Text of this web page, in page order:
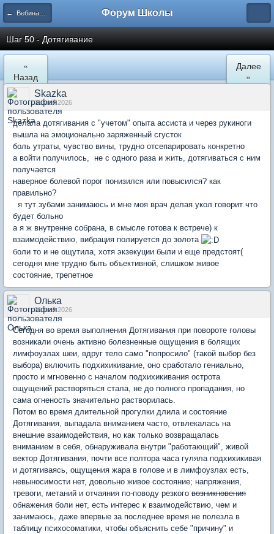
← Вебинары Школы Форум Школы
Шаг 50 - Дотягивание
«
Назад
Далее
»
Skazka
31 май 2026
делала дотягивания с "учетом" опыта ассиста и через рукиноги
вышла на эмоционально заряженный сгусток
боль утраты, чувство вины, трудно отсепарировать конкретно
а войти получилось, не с одного раза и жить, дотягиваться с ним
получается
наверное болевой порог понизился или повысился? как
правильно?
я тут зубами занимаюсь и мне моя врач делая укол говорит что
будет больно
а я ж внутренне собрана, в смысле готова к встрече) к
взаимодействию, вибрация полируется до золота
боли то и не ощутила, хотя экзекуции были и еще предстоят(
сегодня мне трудно быть объективной, слишком живое
состояние, трепетное
Олька
31 май 2026
Сегодня во время выполнения Дотягивания при повороте головы
возникали очень активно болезненные ощущения в болящих
лимфоузлах шеи, вдруг тело само "попросило" (такой выбор без
выбора) включить подхихикивание, оно сработало гениально,
просто и мгновенно с началом подхихикивания острота
ощущений растворяться стала, не до полного пропадания, но
сама огненость значительно растворилась.
Потом во время длительной прогулки длила и состояние
Дотягивания, выпадала вниманием часто, отвлекалась на
внешние взаимодействия, но как только возвращалась
вниманием в себя, обнаруживала внутри "работающий", живой
вектор Дотягивания, почти все полтора часа гуляла подхихикивая
и дотягиваясь, ощущения жара в голове и в лимфоузлах есть,
невыносимости нет, довольно живое состояние; напряжения,
тревоги, метаний и отчаяния по-поводу резкого возникновения
обнажения боли нет, есть интерес к взаимодействию, чем и
занимаюсь, даже впервые за последнее время не полезла в
таблицу психосоматики, чтобы объяснить себе "причину" и